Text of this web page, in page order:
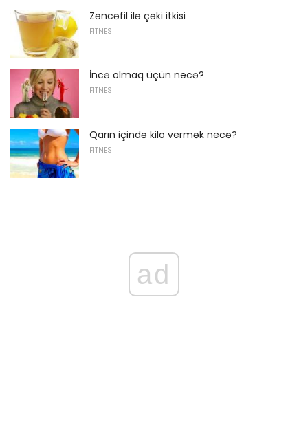
Zəncəfil ilə çəki itkisi
FITNES
İncə olmaq üçün necə?
FITNES
Qarın içində kilo vermək necə?
FITNES
ad